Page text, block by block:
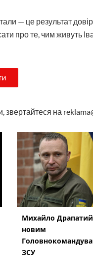
— це результат
про те, чим живуть
звертайтеся на
Михайло Драпатий
новим
ЗСУ